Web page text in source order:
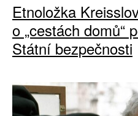
Etnoložka
o „cestách domů“
Státní bezpečnosti